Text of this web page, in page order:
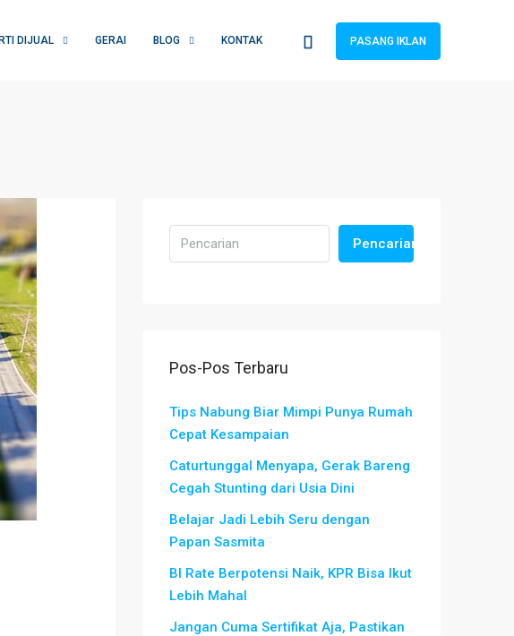
DIJUAL GERAI BLOG KONTAK PASANG IKLAN
Pencarian
Pos-Pos Terbaru
Tips Nabung Biar Mimpi Punya Rumah
Cepat Kesampaian
Caturtunggal Menyapa, Gerak Bareng
Cegah Stunting dari Usia Dini
Belajar Jadi Lebih Seru dengan
Papan Sasmita
BI Rate Berpotensi Naik, KPR Bisa Ikut
Lebih Mahal
Jangan Cuma Sertifikat Aja, Pastikan